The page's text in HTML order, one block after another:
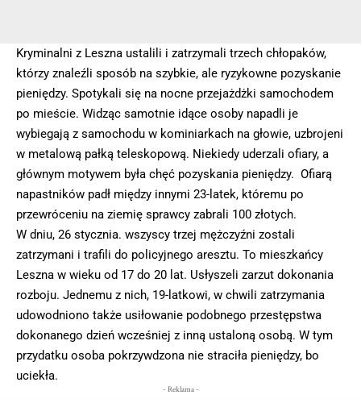
Kryminalni z Leszna ustalili i zatrzymali trzech chłopaków,
którzy znaleźli sposób na szybkie, ale ryzykowne pozyskanie
pieniędzy. Spotykali się na nocne przejażdżki samochodem
po mieście. Widząc samotnie idące osoby napadli je
wybiegają z samochodu w kominiarkach na głowie, uzbrojeni
w metalową pałką teleskopową. Niekiedy uderzali ofiary, a
głównym motywem była chęć pozyskania pieniędzy. Ofiarą
napastników padł między innymi 23-latek, któremu po
przewróceniu na ziemię sprawcy zabrali 100 złotych.
W dniu, 26 stycznia. wszyscy trzej mężczyźni zostali
zatrzymani i trafili do policyjnego aresztu. To mieszkańcy
Leszna w wieku od 17 do 20 lat. Usłyszeli zarzut dokonania
rozboju. Jednemu z nich, 19-latkowi, w chwili zatrzymania
udowodniono także usiłowanie podobnego przestępstwa
dokonanego dzień wcześniej z inną ustaloną osobą. W tym
przydatku osoba pokrzywdzona nie straciła pieniędzy, bo
uciekła.
- Reklama -